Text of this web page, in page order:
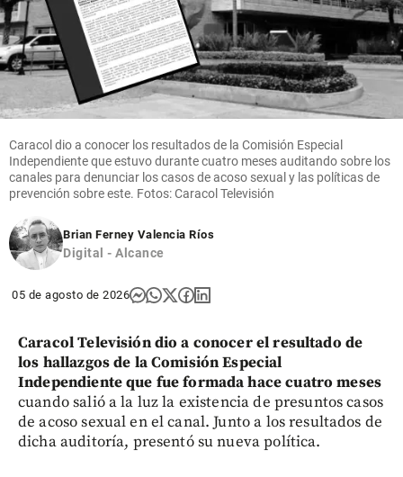
Caracol dio a conocer los resultados de la Comisión Especial
Independiente que estuvo durante cuatro meses auditando sobre los
canales para denunciar los casos de acoso sexual y las políticas de
prevención sobre este. Fotos: Caracol Televisión
Brian Ferney Valencia Ríos
Digital - Alcance
05 de agosto de 2026
Caracol Televisión dio a conocer el resultado de
los hallazgos de la Comisión Especial
Independiente que fue formada hace cuatro meses
cuando salió a la luz la existencia de presuntos casos
de acoso sexual en el canal. Junto a los resultados de
dicha auditoría, presentó su nueva política.